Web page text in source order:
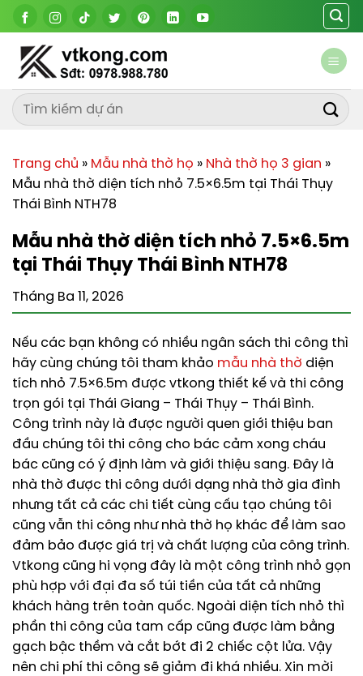
Chuyển
đến
dung
Trang chủ » Mẫu nhà thờ họ » Nhà thờ họ 3 gian »
Mẫu nhà thờ diện tích nhỏ 7.5×6.5m tại Thái Thụy
Thái Bình NTH78
Mẫu nhà thờ diện tích nhỏ 7.5×6.5m
tại Thái Thụy Thái Bình NTH78
Tháng Ba 11, 2026
Nếu các bạn không có nhiều ngân sách thi công thì
hãy cùng chúng tôi tham khảo mẫu nhà thờ diện
tích nhỏ 7.5×6.5m được vtkong thiết kế và thi công
trọn gói tại Thái Giang – Thái Thụy – Thái Bình.
Công trình này là được người quen giới thiệu ban
đầu chúng tôi thi công cho bác cảm xong cháu
bác cũng có ý định làm và giới thiệu sang. Đây là
nhà thờ được thi công dưới dạng nhà thờ gia đình
nhưng tất cả các chi tiết cùng cấu tạo chúng tôi
cũng vẫn thi công như nhà thờ họ khác để làm sao
đảm bảo được giá trị và chất lượng của công trình.
Vtkong cũng hi vọng đây là một công trình nhỏ gọn
phù hợp với đại đa số túi tiền của tất cả những
khách hàng trên toàn quốc. Ngoài diện tích nhỏ thì
phần thi công của tam cấp cũng được làm bằng
gạch bậc thềm và cắt bớt đi 2 chiếc cột lửa. Vậy
nên chi phí thi công sẽ giảm đi khá nhiều. Xin mời